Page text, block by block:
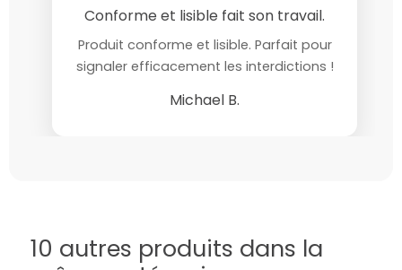
Conforme et lisible fait son travail.
Produit conforme et lisible. Parfait pour
signaler efficacement les interdictions !
Michael B.
10 autres produits dans la